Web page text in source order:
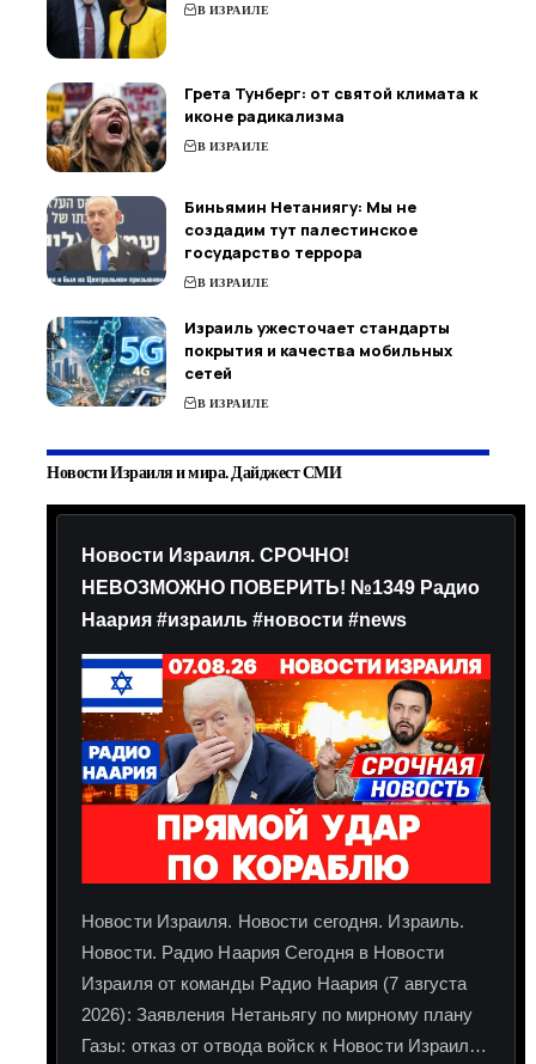
В ИЗРАИЛЕ
Грета Тунберг: от святой климата к
иконе радикализма
В ИЗРАИЛЕ
Биньямин Нетаниягу: Мы не
создадим тут палестинское
государство террора
В ИЗРАИЛЕ
Израиль ужесточает стандарты
покрытия и качества мобильных
сетей
В ИЗРАИЛЕ
Новости Израиля и мира. Дайджест СМИ